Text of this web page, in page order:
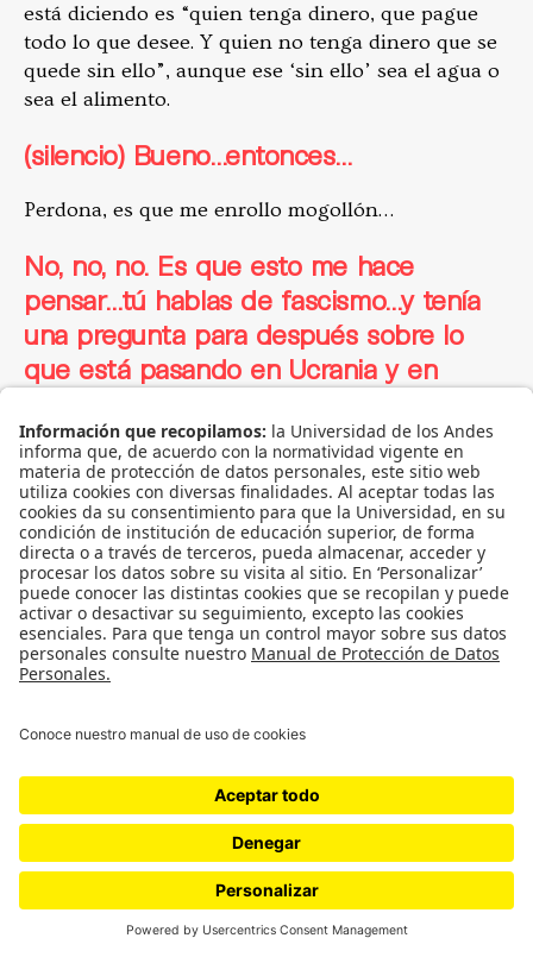
está diciendo es “quien tenga dinero, que pague
todo lo que desee. Y quien no tenga dinero que se
quede sin ello”, aunque ese ‘sin ello’ sea el agua o
sea el alimento.
(silencio) Bueno…entonces…
Perdona, es que me enrollo mogollón…
No, no, no. Es que esto me hace
pensar…tú hablas de fascismo…y tenía
una pregunta para después sobre lo
que está pasando en Ucrania y en
Europa, son “Europa debe prepararse
para la guerra”. Y uno ve la
intensificación del conflicto y que el
cerramiento de los países ricos frente a
los países donde están los recursos es
cada vez mayor. Y hay una escalada
armamentística. Entonces quiero
preguntar por eso, ¿cómo lo ves?
Creo que es difícil. Y es difícil entender mucho lo
crisis ecológica. El gobierno de Rusia es un
gobierno de populismo de ultraderecha brutal;
Vladimir Putin es una especie de supermacho
totalitarista que ha invadido Ucrania de una forma
atroz. Y es muy curioso lo que pasó al principio de
la invasión, porque de repente se produjo de forma